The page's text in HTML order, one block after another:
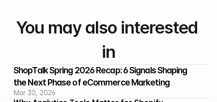
You may also interested
in
ShopTalk Spring 2026 Recap: 6 Signals Shaping
the Next Phase of eCommerce Marketing
Mar 30, 2026